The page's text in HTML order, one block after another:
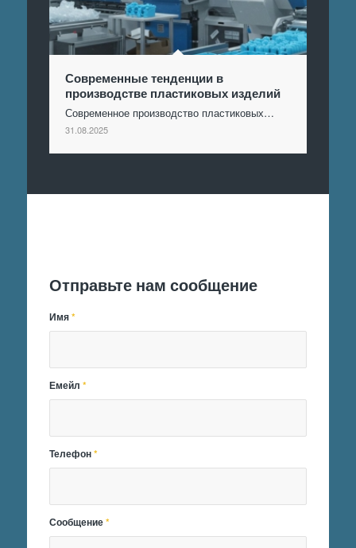
Современные тенденции в
производстве пластиковых изделий
Современное производство пластиковых…
31.08.2025
Отправьте нам сообщение
Имя*
Емейл*
Телефон*
Сообщение*